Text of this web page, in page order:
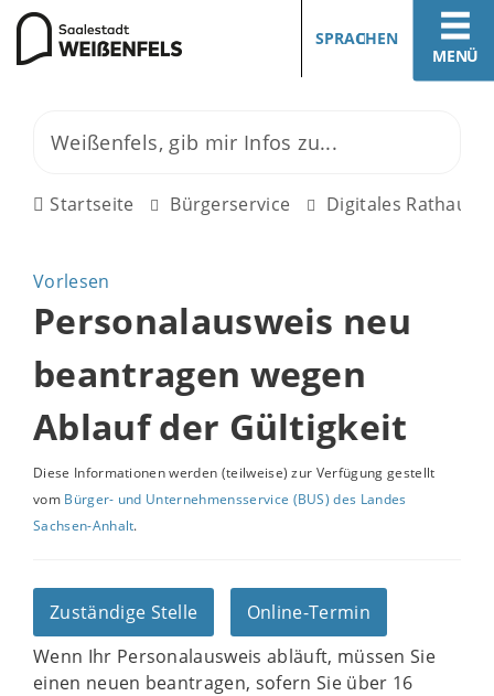
MENÜ
SPRACHEN
Startseite Bürgerservice Digitales Rathaus
Vorlesen
Personalausweis neu
beantragen wegen
Ablauf der Gültigkeit
Diese Informationen werden (teilweise) zur Verfügung gestellt
vom Bürger- und Unternehmensservice (BUS) des Landes
Sachsen-Anhalt.
Zuständige Stelle
Online-Termin
Wenn Ihr Personalausweis abläuft, müssen Sie
einen neuen beantragen, sofern Sie über 16